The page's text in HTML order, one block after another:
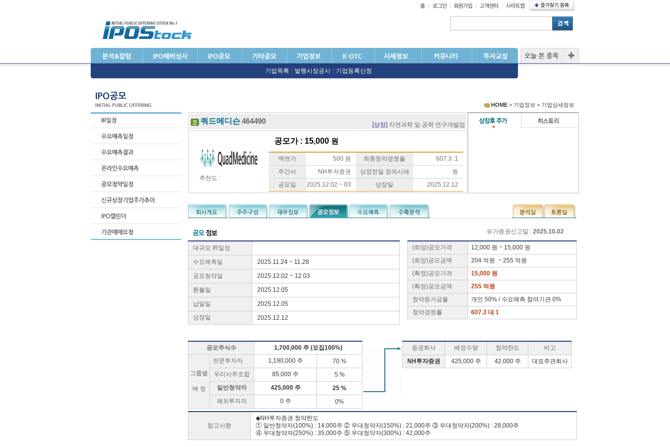
기업목록 발행시장공시 기업등록신청
HOME > 기업정보 > 기업상세정보
쿼드메디슨 464490 [상장] 자연과학 및 공학 연구개발업
추천도 :
공모가 : 15,000원
액면가 500 원 최종청약경쟁율
607.3 :1
주간사
NH투자증권 상장전일 장외시세
원
공모일
2025.12.02 ~ 03 상장일 2025.12.12
유가증권신고일 : 2025.10.02
대규모 IR일정
수요예측일
2025.11.24 ~ 11.28
공모청약일
2025.12.02 ~ 12.03
환불일
2025.12.05
납일일
2025.12.05
상장일
2025.12.12
(희망)공모가격
12,000 원 ~ 15,000 원
(희망)공모금액
204 억원 ~ 255 억원
(확정)공모가격
15,000 원
(확정)공모금액
255 억원
청약증거금율
개인 50% / 수요예측 참여기관 0%
청약경쟁률
607.3 대 1
공모주식수 1,700,000 주 (모집100%)
그룹별
배 정
전문투자자 1,190,000 주
70 %
우리사주조합
85,000 주
5 %
일반청약자
425,000 주
25 %
해외투자자
0 주 0%
증권회사 배정수량 청약한도
비고
NH투자증권
425,000 주 42,000 주 대표주관회사
참고사항
◆NH투자증권 청약한도
① 일반청약자(100%) : 14,000주 ② 우대청약자(150%) : 21,000주 ③ 우대청약자(200%) : 28,000주
④ 우대청약자(250%) : 35,000주 ⑤ 우대청약자(300%) : 42,000주